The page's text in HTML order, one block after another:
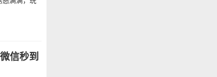
信秒到